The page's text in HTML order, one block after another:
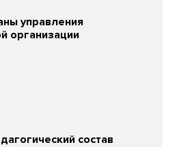
управления
организации
состав